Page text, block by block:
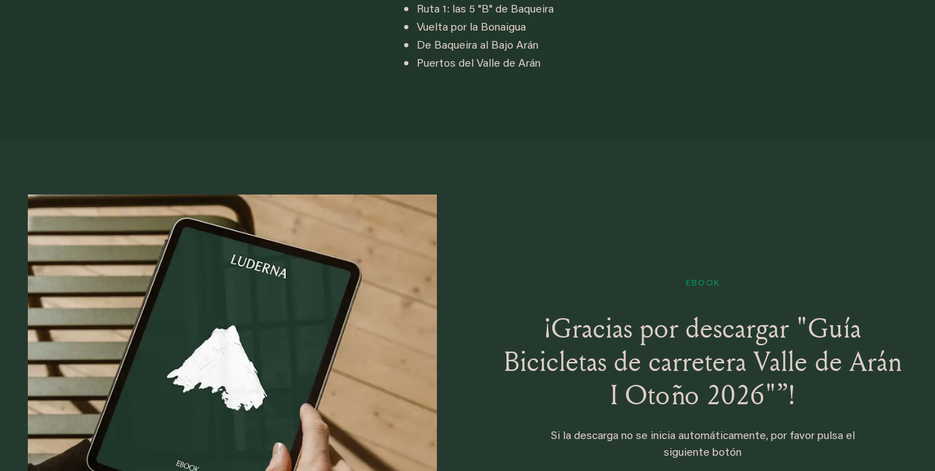
Ruta 1: las 5 "B" de Baqueira
Vuelta por la Bonaigua
De Baqueira al Bajo Arán
Puertos del Valle de Arán
EBOOK
¡Gracias por descargar "Guía
Bicicletas de carretera Valle de Arán
I Otoño 2026"”!
Si la descarga no se inicia automáticamente, por favor pulsa el
siguiente botón